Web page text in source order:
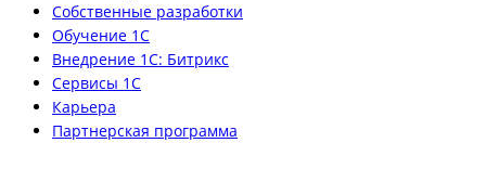
Собственные разработки
Обучение 1С
Внедрение 1С: Битрикс
Сервисы 1С
Карьера
Партнерская программа